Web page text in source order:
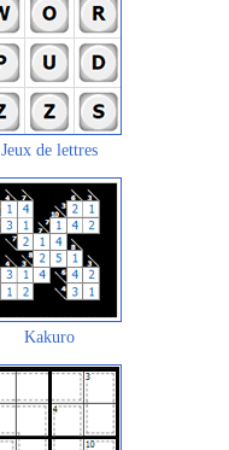
Jeux de lettres
Kakuro